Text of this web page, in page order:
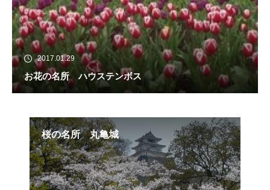
2017.01.29
お花の名所 ハウステンボス
桜の名所 丸亀城